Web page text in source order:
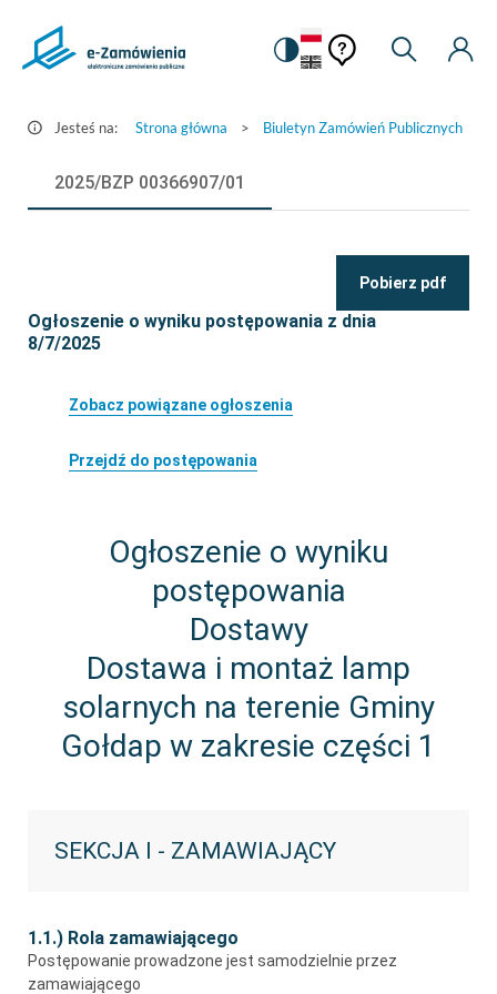
Szczegóły
e-
Ustawienia
Zmiana
na
kontrastową
Pomoc
kontekstowa
Pomoc
Moje
Jesteś na: Strona główna > Biuletyn Zamówień Publicznych
2025/BZP 00366907/01
Pobierz pdf
Ogłoszenie o wyniku postępowania z dnia
8/7/2025
Zobacz powiązane ogłoszenia
Przejdź do postępowania
Ogłoszenie o wyniku
postępowania
Dostawy
Dostawa i montaż lamp
solarnych na terenie Gminy
Gołdap w zakresie części 1
SEKCJA I - ZAMAWIAJĄCY
1.1.) Rola zamawiającego
Postępowanie prowadzone jest samodzielnie przez
zamawiającego